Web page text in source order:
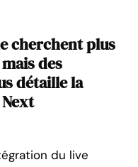
cherchent plus
des
détaille la
du live